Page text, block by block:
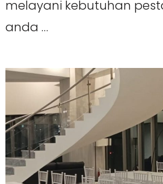
melayani kebutuhan
anda …